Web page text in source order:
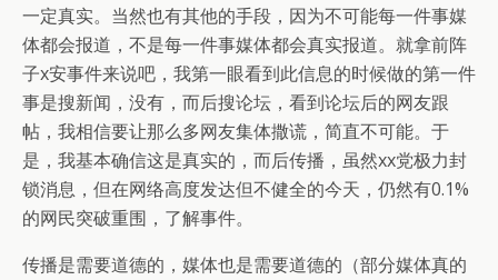
一定真实。当然也有其他的手段，因为不可能每一件事媒
体都会报道，不是每一件事媒体都会真实报道。就拿前阵
子x安事件来说吧，我第一眼看到此信息的时候做的第一件
事是搜新闻，没有，而后搜论坛，看到论坛后的网友跟
帖，我相信要让那么多网友集体撒谎，简直不可能。于
是，我基本确信这是真实的，而后传播，虽然xx党极力封
锁消息，但在网络高度发达但不健全的今天，仍然有0.1%
的网民突破重围，了解事件。
传播是需要道德的，媒体也是需要道德的（部分媒体真的